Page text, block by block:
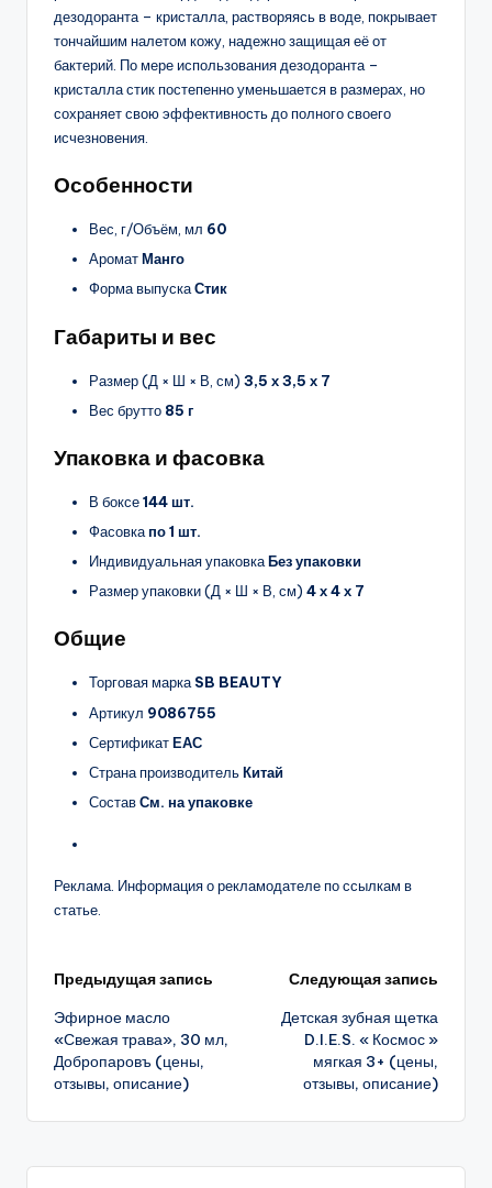
дезодоранта – кристалла, растворяясь в воде, покрывает
тончайшим налетом кожу, надежно защищая её от
бактерий. По мере использования дезодоранта –
кристалла стик постепенно уменьшается в размерах, но
сохраняет свою эффективность до полного своего
исчезновения.
Особенности
Вес, г/Объём, мл 60
АроматМанго
Форма выпускаСтик
Габариты и вес
Размер (Д × Ш × В, см) 3,5 х 3,5 х 7
Вес брутто 85 г
Упаковка и фасовка
В боксе144 шт.
Фасовкапо 1 шт.
Индивидуальная упаковкаБез упаковки
Размер упаковки (Д × Ш × В, см) 4 х 4 х 7
Общие
Торговая маркаSB BEAUTY
Артикул 9086755
СертификатЕАС
Страна производительКитай
СоставСм. на упаковке
Реклама. Информация о рекламодателе по ссылкам в
статье.
Навигация
записи
Предыдущая запись
Эфирное масло
«Свежая трава», 30 мл,
Добропаровъ (цены,
отзывы, описание)
Следующая запись
Детская зубная щетка
D.I.E.S. « Космос »
мягкая 3+ (цены,
отзывы, описание)